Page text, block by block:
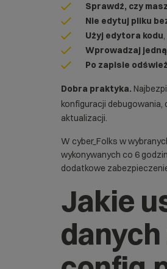
Sprawdź, czy
Nie edytuj pliku
Użyj edytora kodu
Wprowadzaj
Po zapisie
Dobra praktyka.
konfiguracji
aktualizacji.
W cyber_Folks w
wykonywanych co 6
dodatkowe
Jakie